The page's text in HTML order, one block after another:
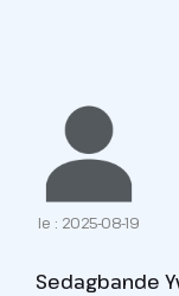
le : 2025-08-19
Sedagbande